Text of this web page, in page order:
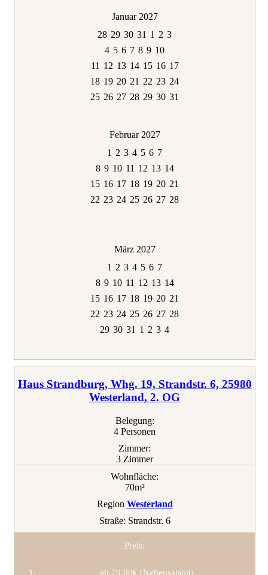
Januar 2027
28 29 30 31 1 2 3
4 5 6 7 8 9 10
11 12 13 14 15 16 17
18 19 20 21 22 23 24
25 26 27 28 29 30 31
Februar 2027
1 2 3 4 5 6 7
8 9 10 11 12 13 14
15 16 17 18 19 20 21
22 23 24 25 26 27 28
März 2027
1 2 3 4 5 6 7
8 9 10 11 12 13 14
15 16 17 18 19 20 21
22 23 24 25 26 27 28
29 30 31 1 2 3 4
Haus Strandburg, Whg. 19, Strandstr. 6, 25980
Westerland, 2. OG
Belegung:
4 Personen
Zimmer:
3 Zimmer
Wohnfläche:
70m²
Region Westerland
Straße: Strandstr. 6
Preis:
ab 79,00€ (Nebensaison)